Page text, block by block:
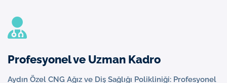
Profesyonel ve Uzman Kadro
Aydın Özel CNG Ağız ve Diş Sağlığı Polikliniği: Profesyonel